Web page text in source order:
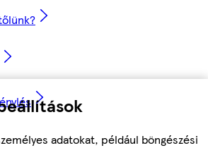
adatokat, például böngészési